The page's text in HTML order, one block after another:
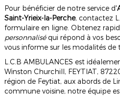
Pour bénéficier de notre service d'
Saint-Yrieix-la-Perche, contactez
formulaire en ligne. Obtenez
personnaliséqui répond à vos
vous informe sur les modalités de
L.C.B AMBULANCES est
Winston Churchill, FEYTIAT,
région de Feytiat, aux abords de
commune voisine, notre équipe